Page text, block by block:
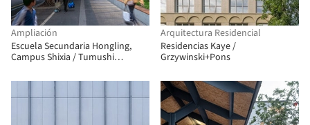
Ampliación
Escuela Secundaria Hongling,
Campus Shixia / Tumushi
Arquitectura Residencial
Residencias Kaye /
Grzywinski+Pons